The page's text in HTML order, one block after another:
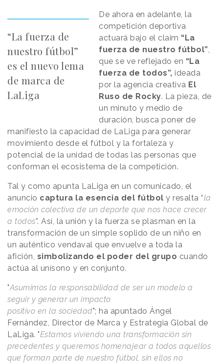
“La fuerza de
nuestro fútbol”
es el nuevo lema
de marca de
LaLiga
De ahora en adelante, la
competición deportiva
actuará bajo el claim “La
fuerza de nuestro fútbol”,
que se ve reflejado en “La
fuerza de todos”, ideada
por la agencia creativa El
Ruso de Rocky. La pieza, de
un minuto y medio de
duración, busca poner de
manifiesto la capacidad de LaLiga para generar
movimiento desde el fútbol y la fortaleza y
potencial de la unidad de todas las personas que
conforman el ecosistema de la competición.
Tal y como apunta LaLiga en un comunicado, el
anuncio captura la esencia del fútbol y resalta “la
emoción colectiva de un deporte que nos hace crecer
a todos”. Así, la unión y la fuerza se plasman en la
transformación de un simple soplido de un niño en
un auténtico vendaval que envuelve a toda la
afición, simbolizando el poder del grupo cuando
actúa al unísono y en conjunto.
"Asumimos la responsabilidad de ser un modelo a
seguir y generar un impacto
positivo en la sociedad"; ha apuntado Ángel
Fernández, Director de Marca y Estrategia Global de
LaLiga. "Estamos viviendo una transformación sin
precedentes y queremos homenajear a todos aquellos
que forman parte de nuestro fútbol, sin ellos no